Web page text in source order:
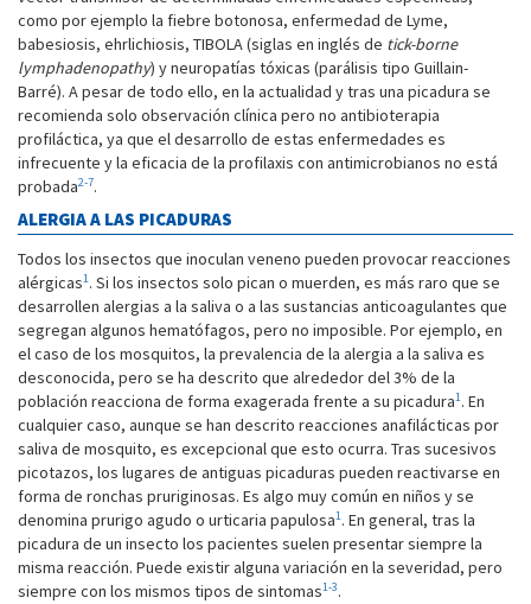
como por ejemplo la fiebre botonosa, enfermedad de Lyme,
babesiosis, ehrlichiosis, TIBOLA (siglas en inglés de tick-borne
lymphadenopathy) y neuropatías tóxicas (parálisis tipo Guillain-
Barré). A pesar de todo ello, en la actualidad y tras una picadura se
recomienda solo observación clínica pero no antibioterapia
profiláctica, ya que el desarrollo de estas enfermedades es
infrecuente y la eficacia de la profilaxis con antimicrobianos no está
probada2-7.
ALERGIA A LAS PICADURAS
Todos los insectos que inoculan veneno pueden provocar reacciones
alérgicas1. Si los insectos solo pican o muerden, es más raro que se
desarrollen alergias a la saliva o a las sustancias anticoagulantes que
segregan algunos hematófagos, pero no imposible. Por ejemplo, en
el caso de los mosquitos, la prevalencia de la alergia a la saliva es
desconocida, pero se ha descrito que alrededor del 3% de la
población reacciona de forma exagerada frente a su picadura1. En
cualquier caso, aunque se han descrito reacciones anafilácticas por
saliva de mosquito, es excepcional que esto ocurra. Tras sucesivos
picotazos, los lugares de antiguas picaduras pueden reactivarse en
forma de ronchas pruriginosas. Es algo muy común en niños y se
denomina prurigo agudo o urticaria papulosa1. En general, tras la
picadura de un insecto los pacientes suelen presentar siempre la
misma reacción. Puede existir alguna variación en la severidad, pero
siempre con los mismos tipos de sintomas1-3.